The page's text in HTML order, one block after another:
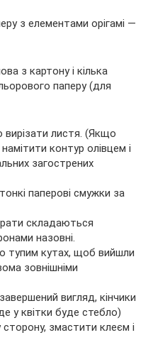
з елементами орігамі —
з картону і кілька
паперу (для
вирізати листя. (Якщо
контур олівцем і
загострених
паперові смужки за
складаються
назовні.
тупим кутах, щоб вийшли
зовнішніми
вигляд, кінчики
у квітки буде стебло)
сторону, змастити клеєм і